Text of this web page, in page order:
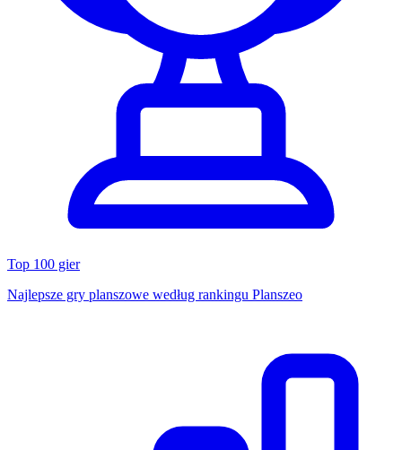
Top 100 gier
Najlepsze gry planszowe według rankingu Planszeo